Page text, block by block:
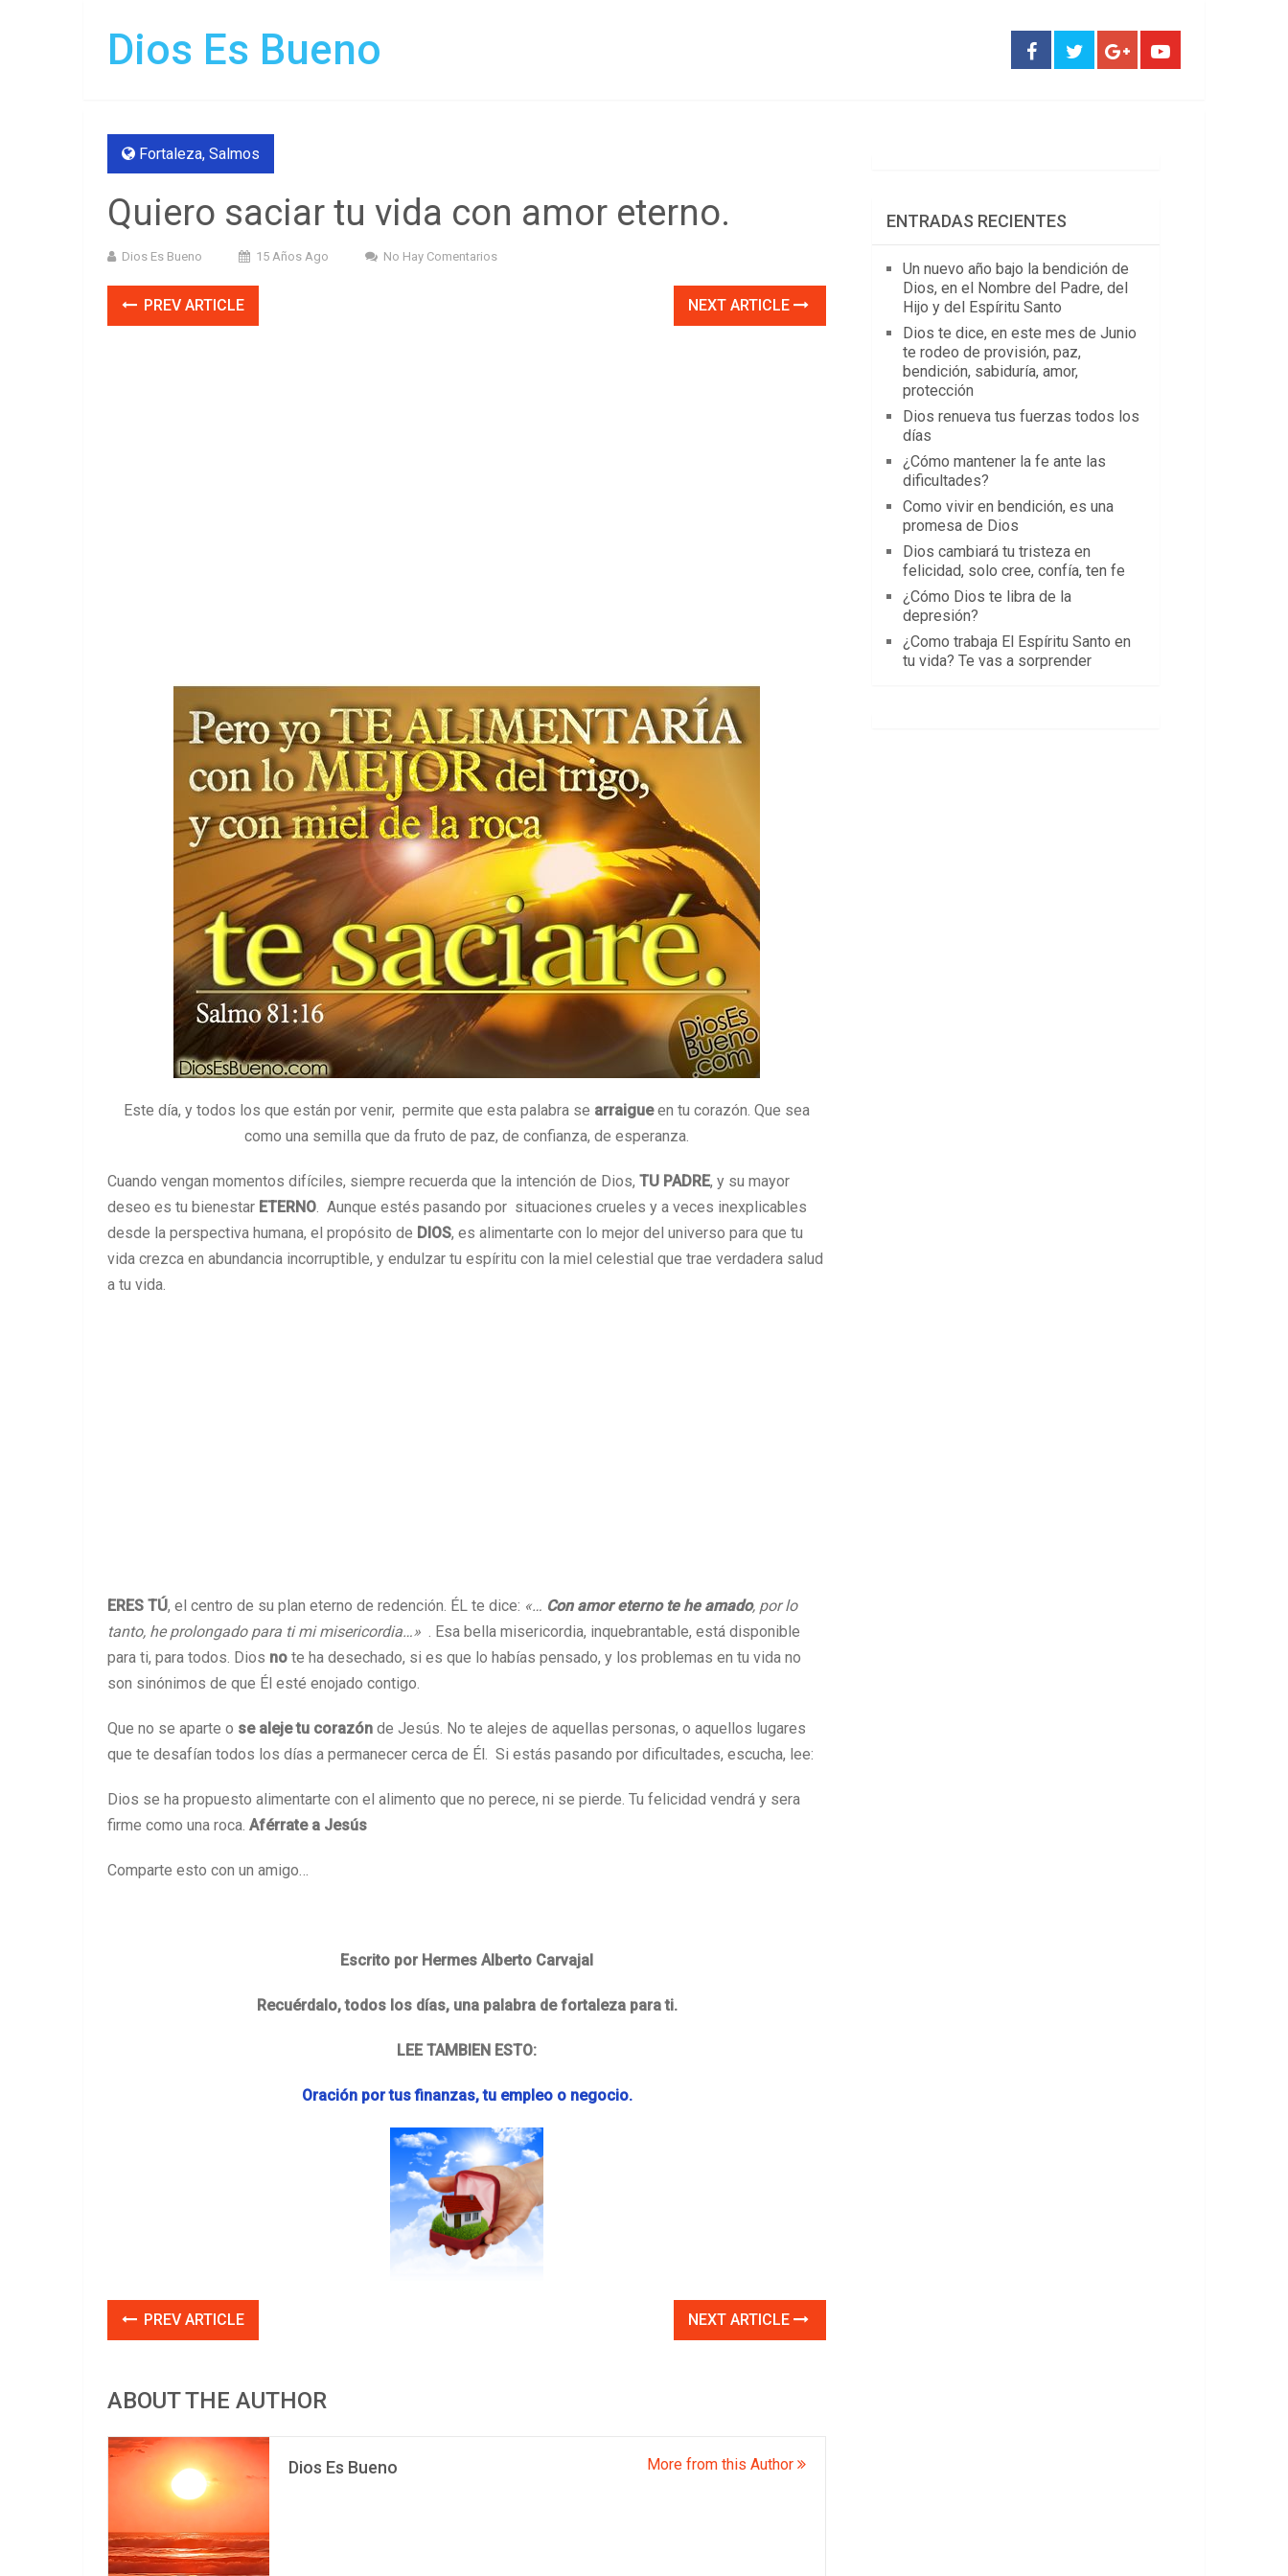
Dios Es Bueno
Fortaleza, Salmos
Quiero saciar tu vida con amor eterno.
Dios Es Bueno 15 Años Ago No Hay Comentarios
PREV ARTICLE NEXT ARTICLE
Este día, y todos los que están por venir, permite que esta palabra se arraigueen tu corazón. Que sea
como una semilla que da fruto de paz, de confianza, de esperanza.
Cuando vengan momentos difíciles, siempre recuerda que la intención de Dios, TU PADRE, y su mayor
deseo es tu bienestar ETERNO. Aunque estés pasando por situaciones crueles y a veces inexplicables
desde la perspectiva humana, el propósito de DIOS, es alimentarte con lo mejor del universo para que tu
vida crezca en abundancia incorruptible, y endulzar tu espíritu con la miel celestial que trae verdadera salud
a tu vida.
ERES TÚ, el centro de su plan eterno de redención. ÉL te dice: «… Con amor eterno te he amado, por lo
tanto, he prolongado para ti mi misericordia…» . Esa bella misericordia, inquebrantable, está disponible
para ti, para todos. Dios no te ha desechado, si es que lo habías pensado, y los problemas en tu vida no
son sinónimos de que Él esté enojado contigo.
Que no se aparte o se aleje tu corazón de Jesús. No te alejes de aquellas personas, o aquellos lugares
que te desafían todos los días a permanecer cerca de Él. Si estás pasando por dificultades, escucha, lee:
Dios se ha propuesto alimentarte con el alimento que no perece, ni se pierde. Tu felicidad vendrá y sera
firme como una roca. Aférrate a Jesús
Comparte esto con un amigo…
Escrito por Hermes Alberto Carvajal
Recuérdalo, todos los días, una palabra de fortaleza para ti.
LEE TAMBIEN ESTO:
Oración por tus finanzas, tu empleo o negocio.
PREV ARTICLE NEXT ARTICLE
ABOUT THE AUTHOR
Dios Es Bueno More from this Author
ENTRADAS RECIENTES
Un nuevo año bajo la bendición de
Dios, en el Nombre del Padre, del
Hijo y del Espíritu Santo
Dios te dice, en este mes de Junio
te rodeo de provisión, paz,
bendición, sabiduría, amor,
protección
Dios renueva tus fuerzas todos los
días
¿Cómo mantener la fe ante las
dificultades?
Como vivir en bendición, es una
promesa de Dios
Dios cambiará tu tristeza en
felicidad, solo cree, confía, ten fe
¿Cómo Dios te libra de la
depresión?
¿Como trabaja El Espíritu Santo en
tu vida? Te vas a sorprender